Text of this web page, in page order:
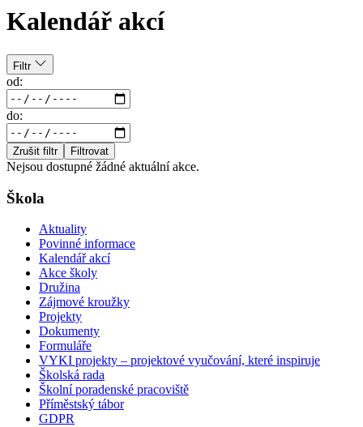
Kalendář akcí
Filtr
od:
do:
Zrušit filtr Filtrovat
Nejsou dostupné žádné aktuální akce.
Škola
Aktuality
Povinné informace
Kalendář akcí
Akce školy
Družina
Zájmové kroužky
Projekty
Dokumenty
Formuláře
VYKI projekty – projektové vyučování, které inspiruje
Školská rada
Školní poradenské pracoviště
Příměstský tábor
GDPR